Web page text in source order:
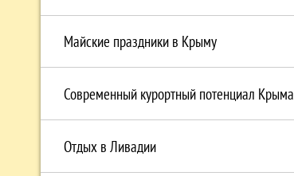
Майские праздники в Крыму
Современный курортный потенциал Крыма
Отдых в Ливадии